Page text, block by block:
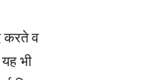
करते व
भी